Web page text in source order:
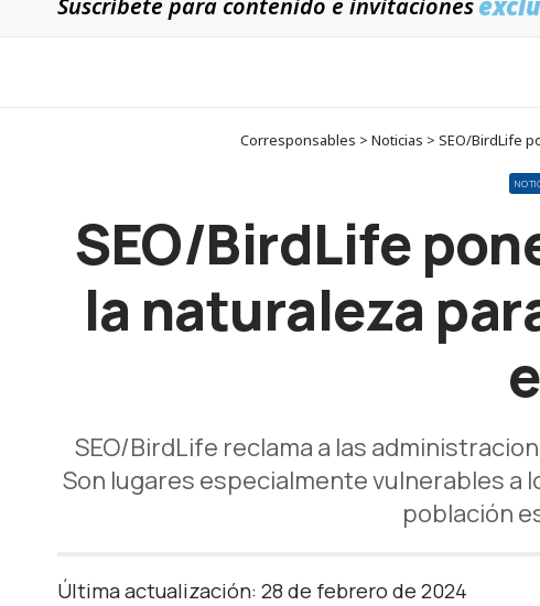
Suscríbete para contenido e invitaciones
Corresponsables > Noticias > SEO/BirdLife
SEO/BirdLife
la naturaleza
SEO/BirdLife reclama a las
Son lugares especialmente vulnerables a
población
Última actualización: 28 de febrero de 2024